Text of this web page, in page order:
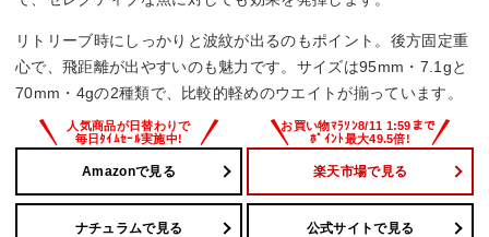
リトリーブ時にしっかりと波紋が出るのもポイント。後方固定重
心で、飛距離が出やすいのも魅力です。サイズは95mm・7.1gと
70mm・4gの2種類で、比較的軽めのウエイトが揃っています。
Amazonで見る 楽天市場で見る
ナチュラムで見る 公式サイトで見る